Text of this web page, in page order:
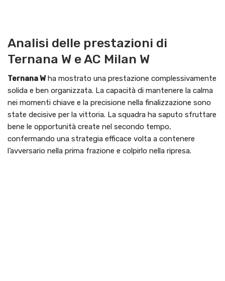
Analisi delle prestazioni di
Ternana W e AC Milan W
Ternana Wha mostrato una prestazione complessivamente
solida e ben organizzata. La capacità di mantenere la calma
nei momenti chiave e la precisione nella finalizzazione sono
state decisive per la vittoria. La squadra ha saputo sfruttare
bene le opportunità create nel secondo tempo,
confermando una strategia efficace volta a contenere
l’avversario nella prima frazione e colpirlo nella ripresa.